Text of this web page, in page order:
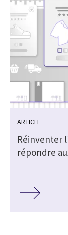
ARTICLE
Réinventer
répondre